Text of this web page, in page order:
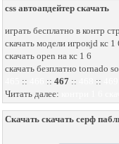
css автоапдейтер скачать
играть бесплатно в контр
скачать модели игрокjd кс
скачать open на кс 1 6
скачать безплатно tornado
:: :: 467 :: ::
Читать далее:
Скачать скачать серф